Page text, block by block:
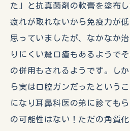
た」と抗真菌剤の軟膏を塗布
疲れが取れないから免疫力が
思っていましたが、なかなか
りにくい鵞口瘡もあるようで
の併用もされるようです。し
ら実は口腔ガンだったという
になり耳鼻科医の弟に診ても
の可能性はない！ただの角質